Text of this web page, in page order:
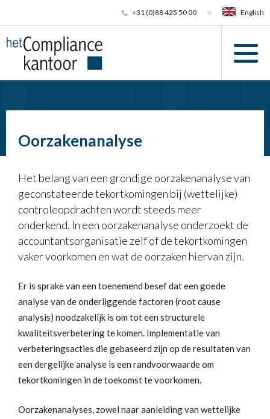
+31 (0)88 425 50 00 English
Oorzakenanalyse
Het belang van een grondige oorzakenanalyse van
geconstateerde tekortkomingen bij (wettelijke)
controleopdrachten wordt steeds meer
onderkend. In een oorzakenanalyse onderzoekt de
accountantsorganisatie zelf of de tekortkomingen
vaker voorkomen en wat de oorzaken hiervan zijn.
Er is sprake van een toenemend besef dat een goede
analyse van de onderliggende factoren (root cause
analysis) noodzakelijk is om tot een structurele
kwaliteitsverbetering te komen. Implementatie van
verbeteringsacties die gebaseerd zijn op de resultaten van
een dergelijke analyse is een randvoorwaarde om
tekortkomingen in de toekomst te voorkomen.
Oorzakenanalyses, zowel naar aanleiding van wettelijke